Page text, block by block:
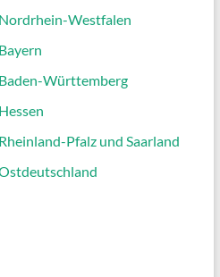
Westfalen
Württemberg
Pfalz und Saarland